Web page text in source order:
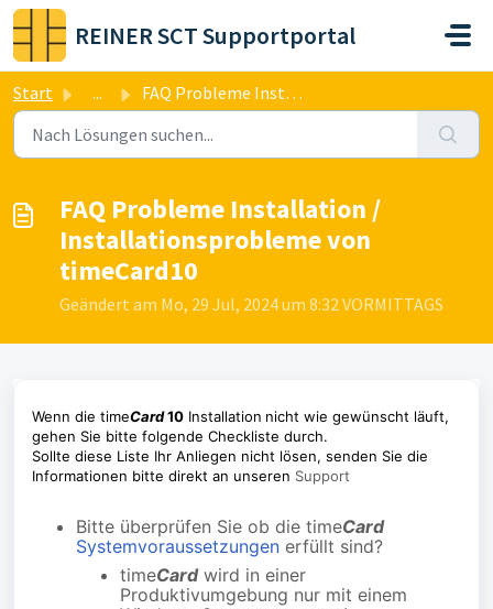
Zum hauptsächlichen Inhalt gehen
REINER SCT Supportportal
Start ... FAQ Probleme Installation / Installationsprobleme von tim...
FAQ Probleme Installation /
Installationsprobleme von
timeCard10
Geändert am Mo, 29 Jul, 2024 um 8:32 VORMITTAGS
Wenn die timeCard10 Installation nicht wie gewünscht läuft,
gehen Sie bitte folgende Checkliste durch.
Sollte diese Liste Ihr Anliegen nicht lösen, senden Sie die
Informationen bitte direkt an unseren Support
Bitte überprüfen Sie ob die timeCard
Systemvoraussetzungen erfüllt sind?
timeCardwird in einer
Produktivumgebung nur mit einem